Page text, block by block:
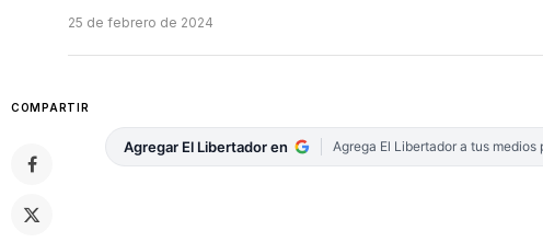
25 de febrero de 2024
COMPARTIR
Agregar El Libertador en Agrega El Libertador a tus medios